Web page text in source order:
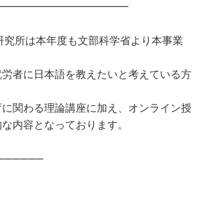
所は本年度も文部科学省より本事業
者に日本語を教えたいと考えている方
関わる理論講座に加え、オンライン授
内容となっております。